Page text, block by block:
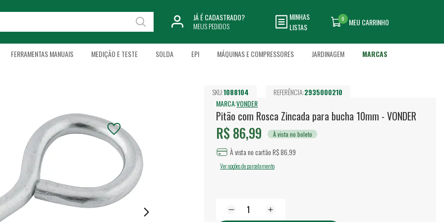
JÁ É CADASTRADO?
MEUS PEDIDOS
MINHAS
LISTAS
MEU CARRINHO
0
FERRAMENTAS MANUAIS MEDIÇÃO E TESTE SOLDA EPI MÁQUINAS E COMPRESSORES JARDINAGEM MARCAS
SKU:1088104 REFERÊNCIA:2935000210
MARCA:VONDER
Pitão com Rosca Zincada para bucha 10mm - VONDER
R$ 86,99 À vista no boleto
À vista no cartão R$ 86,99
Ver opções de parcelamento